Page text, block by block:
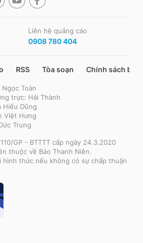
Liên hệ quảng cáo
0908 780 404
RSS Tòa soạn Chính sách bảo
Toàn
trực: Hải Thành
Hiếu Dũng
Việt Hưng
Trung
GP - BTTTT cấp ngày 24.3.2020
thuộc về Báo Thanh Niên.
hình thức nếu không có sự chấp thuận